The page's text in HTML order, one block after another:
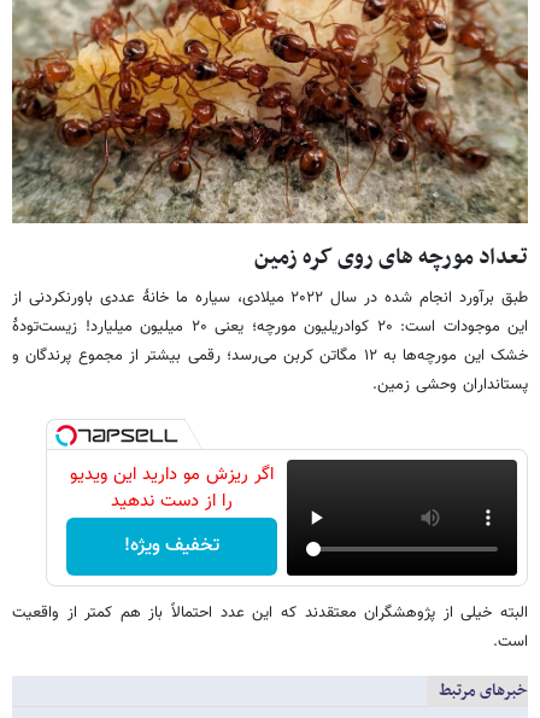
تعداد مورچه های روی کره زمین
طبق برآورد انجام شده در سال ۲۰۲۲ میلادی، سیاره ما خانهٔ عددی باورنکردنی از
این موجودات است: ۲۰ کوادریلیون مورچه؛ یعنی ۲۰ میلیون میلیارد! زیست‌تودهٔ
خشک این مورچه‌ها به ۱۲ مگاتن کربن می‌رسد؛ رقمی بیشتر از مجموع پرندگان و
پستانداران وحشی زمین.
اگر ریزش مو دارید این ویدیو
را از دست ندهید
تخفیف ویژه!
البته خیلی از پژوهشگران معتقدند که این عدد احتمالاً باز هم کمتر از واقعیت
است.
خبرهای مرتبط